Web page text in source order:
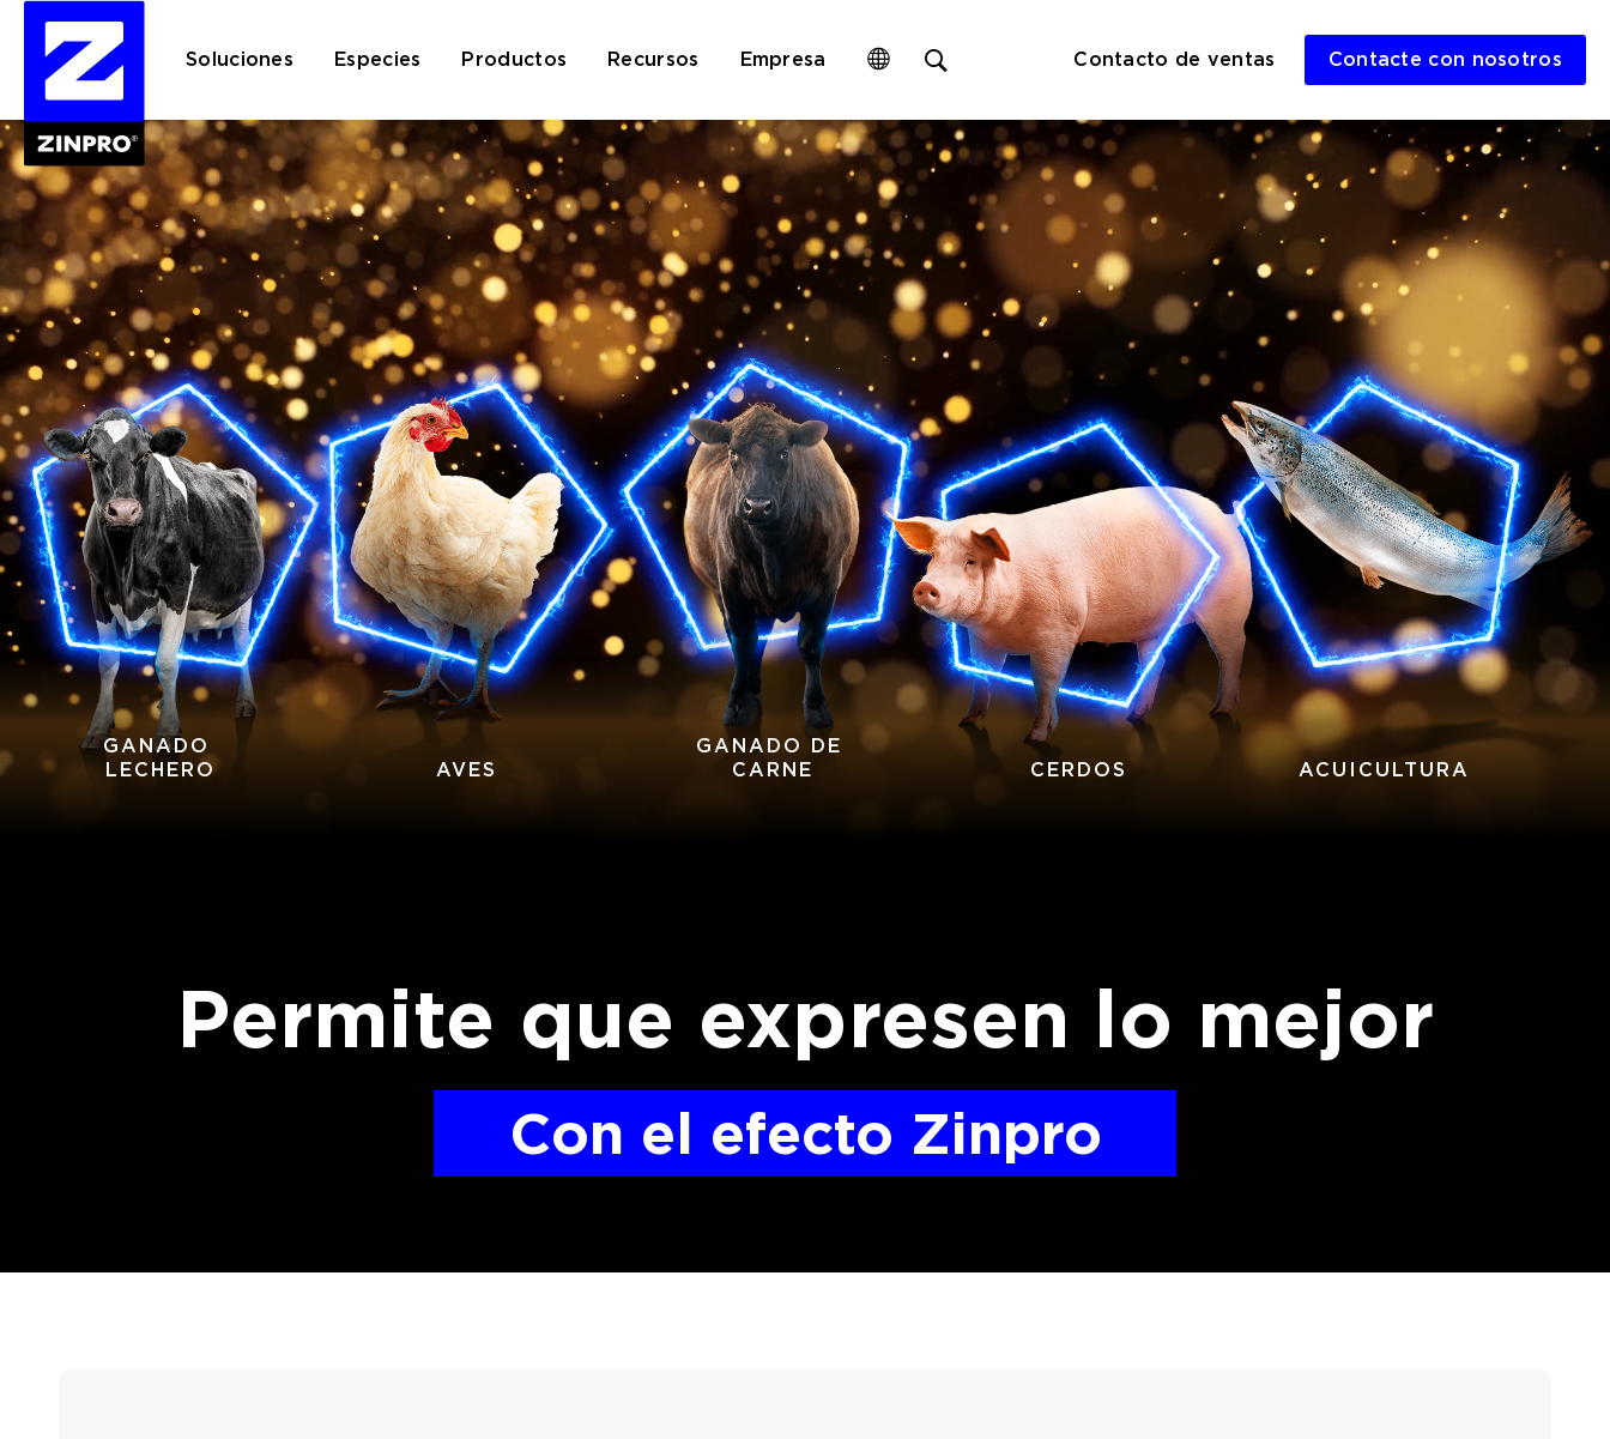
Soluciones Especies Productos Recursos Empresa
search
form
Contacto de ventas Contacte con nosotros
Buscar:
GANADO
LECHERO
AVES
GANADO DE
CARNE
CERDOS ACUICULTURA
Permite que expresen lo mejor
Con el efecto Zinpro